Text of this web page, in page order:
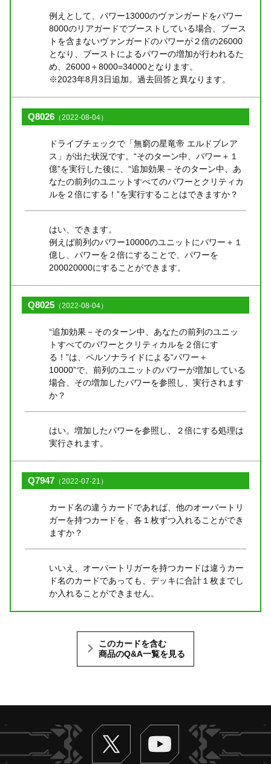
例えとして、パワー13000のヴァンガードをパワー
8000のリアガードでブーストしている場合、ブース
トを含まないヴァンガードのパワーが２倍の26000
となり、ブーストによるパワーの増加が行われるた
め、26000＋8000=34000となります。
※2023年8月3日追加。過去回答と異なります。
Q8026 （2022-08-04）
ドライブチェックで「無窮の星竜帝 エルドブレア
ス」が出た状況です。“そのターン中、パワー＋１
億”を実行した後に、“追加効果－そのターン中、あ
なたの前列のユニットすべてのパワーとクリティカ
ルを２倍にする！”を実行することはできますか？
はい、できます。
例えば前列のパワー10000のユニットにパワー＋１
億し、パワーを２倍にすることで、パワーを
200020000にすることができます。
Q8025 （2022-08-04）
“追加効果－そのターン中、あなたの前列のユニッ
トすべてのパワーとクリティカルを２倍にす
る！”は、ペルソナライドによる“パワー＋
10000”で、前列のユニットのパワーが増加している
場合、その増加したパワーを参照し、実行されます
か？
はい。増加したパワーを参照し、２倍にする処理は
実行されます。
Q7947 （2022-07-21）
カード名の違うカードであれば、他のオーバートリ
ガーを持つカードを、各１枚ずつ入れることができ
ますか？
いいえ、オーバートリガーを持つカードは違うカー
ド名のカードであっても、デッキに合計１枚までし
か入れることができません。
このカードを含む
商品のQ&A一覧を見る
Twitter ヴァンガードch